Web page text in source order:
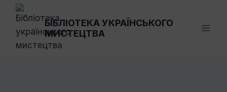
Перейти
вмісту
БІБЛІОТЕКА УКРАЇНСЬКОГО
МИСТЕЦТВА